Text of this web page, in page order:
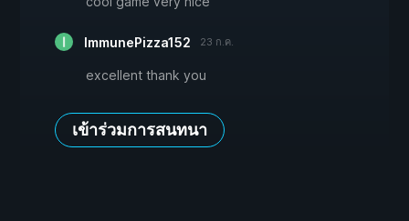
ImmunePizza152 23 ก.ค.
excellent thank you
เข้าร่วมการสนทนา